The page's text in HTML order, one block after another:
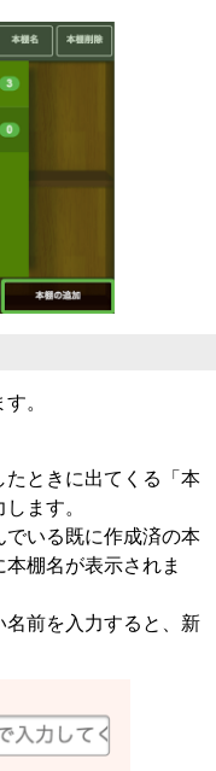
。
ときに出てくる「本
ます。
でいる既に作成済の本
棚名が表示されま
名前を入力すると、新